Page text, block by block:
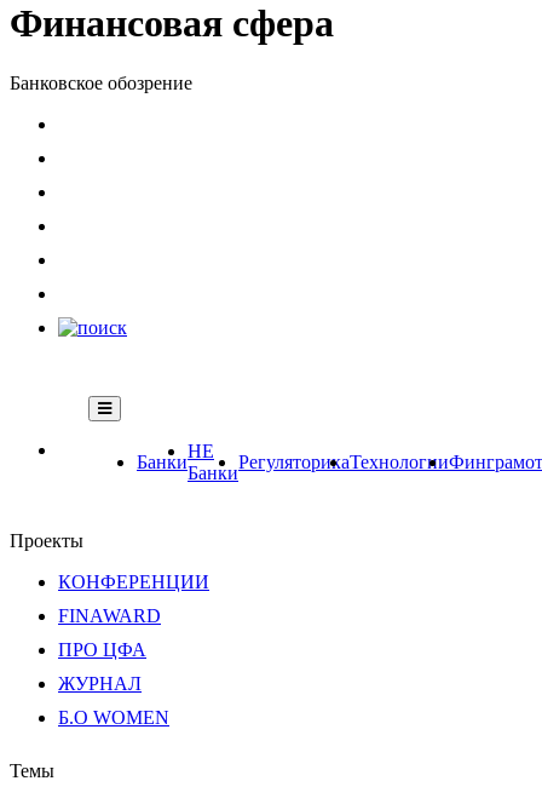
Финансовая сфера
Банковское обозрение
Банки
НЕ
Банки
РегуляторикаТехнологии
Проекты
КОНФЕРЕНЦИИ
FINAWARD
ПРО ЦФА
ЖУРНАЛ
Б.О WOMEN
Темы